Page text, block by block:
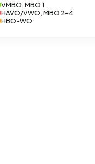
VMBO, MBO 1
HAVO/VWO, MBO 2-4
HBO-WO